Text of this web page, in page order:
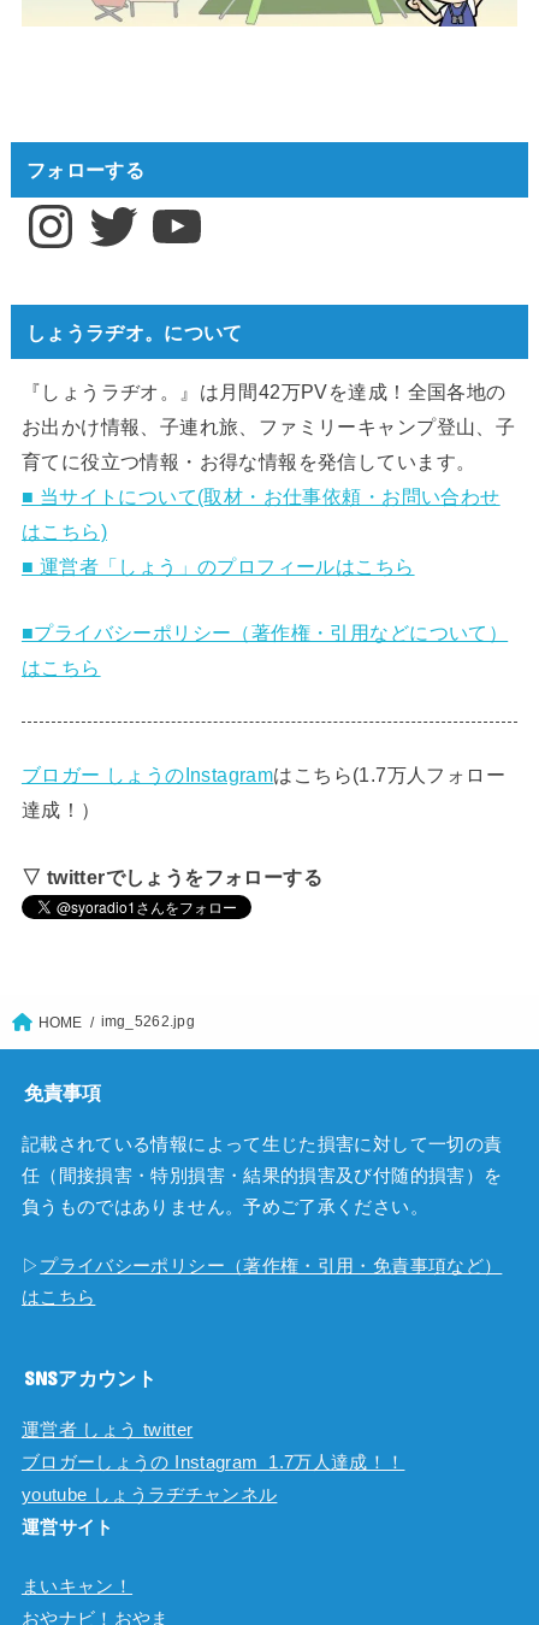
フォローする
InstagramTwitter YouTube
しょうラヂオ。について
『しょうラヂオ。』は月間42万PVを達成！全国各地の
お出かけ情報、子連れ旅、ファミリーキャンプ登山、子
育てに役立つ情報・お得な情報を発信しています。
■ 当サイトについて(取材・お仕事依頼・お問い合わせ
はこちら)
■ 運営者「しょう」のプロフィールはこちら
■プライバシーポリシー（著作権・引用などについて）
はこちら
ブロガー しょうのInstagramはこちら(1.7万人フォロー
達成！）
▽ twitterでしょうをフォローする
HOME img_5262.jpg
免責事項
記載されている情報によって生じた損害に対して一切の責
任（間接損害・特別損害・結果的損害及び付随的損害）を
負うものではありません。予めご了承ください。
▷ プライバシーポリシー（著作権・引用・免責事項など）
はこちら
SNSアカウント
運営者 しょう twitter
ブロガーしょうの Instagram 1.7万人達成！！
youtube しょうラヂチャンネル
運営サイト
まいキャン！
おやナビ！おやま